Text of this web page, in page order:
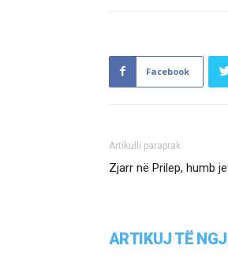
Facebook
Artikulli paraprak
Zjarr në Prilep, humb
ARTIKUJ TË